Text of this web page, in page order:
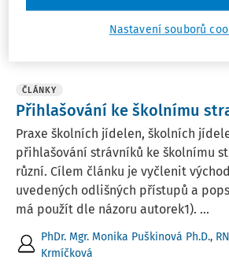
RNDr. Jitka Krmíčková
ČLÁNKY
Přihlašování ke školnímu
Praxe školních jídelen, školních
přihlašování strávníků ke školnímu
různí. Cílem článku je vyčlenit
uvedených odlišných přístupů a
má použít dle názoru autorek1). ...
PhDr. Mgr. Monika Puškinová Ph.D.,
Krmíčková
Nastavení souborů